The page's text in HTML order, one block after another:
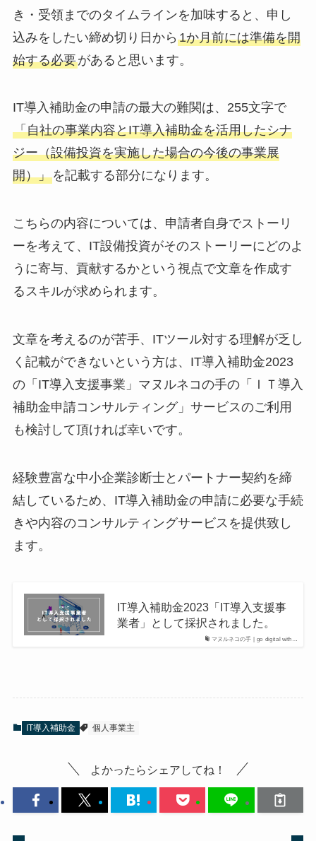
き・受領までのタイムラインを加味すると、申し
込みをしたい締め切り日から 1か月前には準備を開
始する必要があると思います。
IT導入補助金の申請の最大の難関は、255文字で
「自社の事業内容とIT導入補助金を活用したシナ
ジー（設備投資を実施した場合の今後の事業展
開）」を記載する部分になります。
こちらの内容については、申請者自身でストーリ
ーを考えて、IT設備投資がそのストーリーにどのよ
うに寄与、貢献するかという視点で文章を作成す
るスキルが求められます。
文章を考えるのが苦手、ITツール対する理解が乏し
く記載ができないという方は、IT導入補助金2023
の「IT導入支援事業」マヌルネコの手の「ＩＴ導入
補助金申請コンサルティング」サービスのご利用
も検討して頂ければ幸いです。
経験豊富な中小企業診断士とパートナー契約を締
結しているため、IT導入補助金の申請に必要な手続
きや内容のコンサルティングサービスを提供致し
ます。
マヌルネコの手 | go digital with…
IT導入補助金2023「IT導入支援事
業者」として採択されました。
IT導入補助金 個人事業主
よかったらシェアしてね！